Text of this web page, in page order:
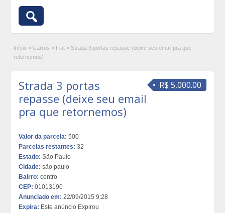
Início » Carros » Fiat » Strada 3 portas repasse (deixe seu email pra que
retornemos)
R$ 5,000.00
Strada 3 portas
repasse (deixe seu email
pra que retornemos)
Valor da parcela: 500
Parcelas restantes: 32
Estado: São Paulo
Cidade: são paulo
Bairro: centro
CEP: 01013190
Anunciado em: 22/09/2015 9:28
Expira: Este anúncio Expirou